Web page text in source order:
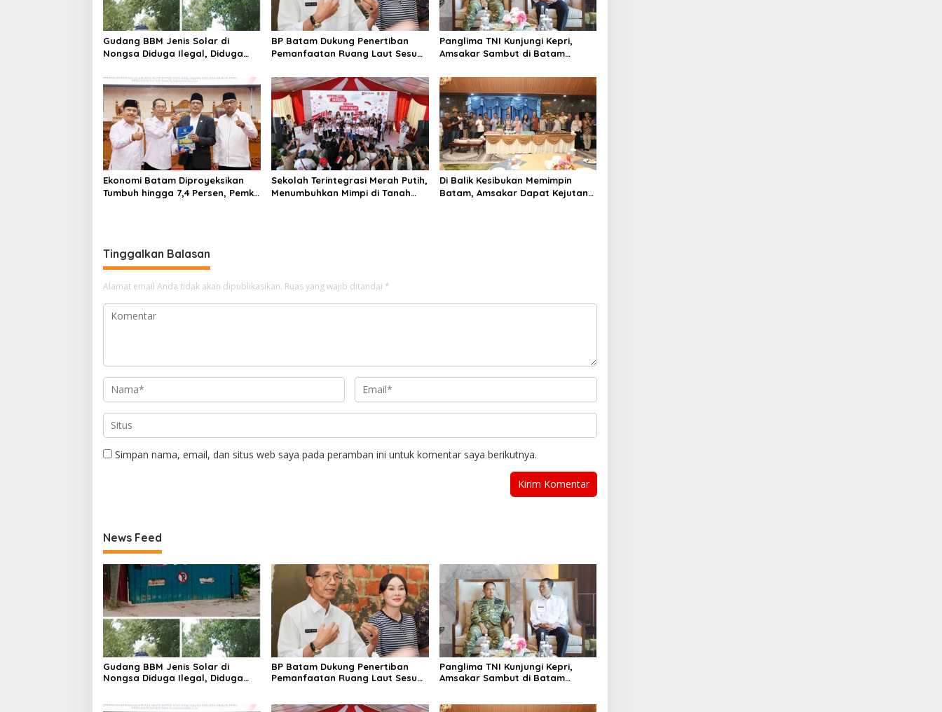
o
s
Gudang BBM Jenis Solar di
Nongsa Diduga Ilegal, Diduga
Kapal
BP Batam Dukung Penertiban
Pemanfaatan Ruang Laut Sesuai
undangan
Panglima TNI Kunjungi Kepri,
Amsakar Sambut di Batam
Ekonomi Batam Diproyeksikan
Tumbuh hingga 7,4 Persen, Pemko
Sekolah Terintegrasi Merah Putih,
Menumbuhkan Mimpi di Tanah
Di Balik Kesibukan Memimpin
Batam, Amsakar Dapat Kejutan
Tinggalkan Balasan
Alamat email Anda tidak akan dipublikasikan. Ruas yang wajib ditandai *
Simpan nama, email, dan situs web saya pada peramban ini untuk komentar saya berikutnya.
News Feed
Gudang BBM Jenis Solar di
Nongsa Diduga Ilegal, Diduga
BP Batam Dukung Penertiban
Pemanfaatan Ruang Laut Sesuai
Panglima TNI Kunjungi Kepri,
Amsakar Sambut di Batam